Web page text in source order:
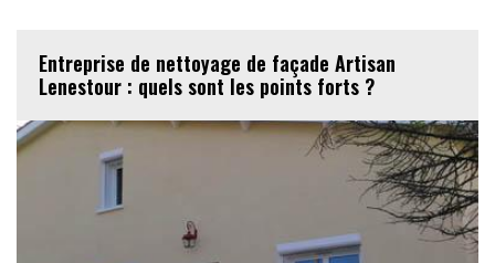
Entreprise de nettoyage de façade Artisan
Lenestour : quels sont les points forts ?